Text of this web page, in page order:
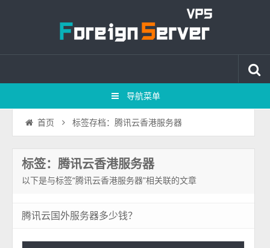
导航菜单
首页 标签存档：腾讯云香港服务器
标签：腾讯云香港服务器
以下是与标签“腾讯云香港服务器”相关联的文章
腾讯云国外服务器多少钱？